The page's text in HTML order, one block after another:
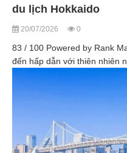
du lịch Hokkaido
20/07/2026 0
83 / 100 Powered by Rank
đến hấp dẫn với thiên nhiên